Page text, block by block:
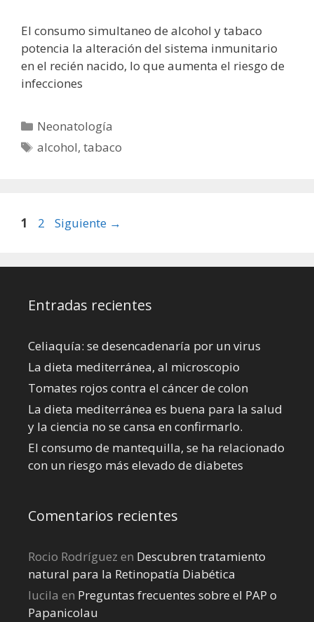
El consumo simultaneo de alcohol y tabaco
potencia la alteración del sistema inmunitario
en el recién nacido, lo que aumenta el riesgo de
infecciones
Categorías
Neonatología
Etiquetas
alcohol,tabaco
Página
1 Página
2 Siguiente →
Entradas recientes
Celiaquía: se desencadenaría por un virus
La dieta mediterránea, al microscopio
Tomates rojos contra el cáncer de colon
La dieta mediterránea es buena para la salud
y la ciencia no se cansa en confirmarlo.
El consumo de mantequilla, se ha relacionado
con un riesgo más elevado de diabetes
Comentarios recientes
Rocio Rodríguez en Descubren tratamiento
natural para la Retinopatía Diabética
lucila en Preguntas frecuentes sobre el PAP o
Papanicolau